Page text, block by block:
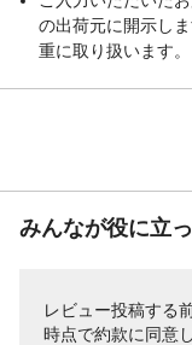
の出荷元に開示し
重に取り扱います。
みんなが役に立
レビュー投稿する
時点で約款に同意